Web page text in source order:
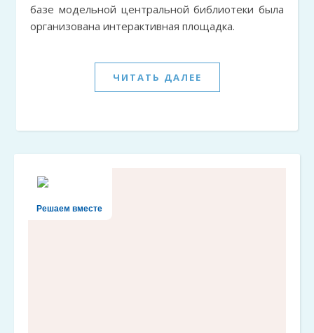
базе модельной центральной библиотеки была
организована интерактивная площадка.
ЧИТАТЬ ДАЛЕЕ
Решаем вместе